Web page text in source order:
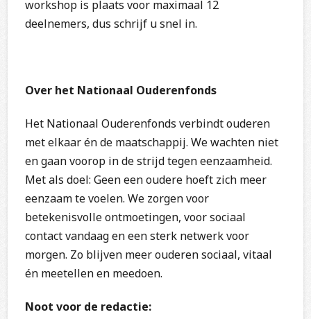
workshop is plaats voor maximaal 12
deelnemers, dus schrijf u snel in.
Over het Nationaal Ouderenfonds
Het Nationaal Ouderenfonds verbindt ouderen
met elkaar én de maatschappij. We wachten niet
en gaan voorop in de strijd tegen eenzaamheid.
Met als doel: Geen een oudere hoeft zich meer
eenzaam te voelen. We zorgen voor
betekenisvolle ontmoetingen, voor sociaal
contact vandaag en een sterk netwerk voor
morgen. Zo blijven meer ouderen sociaal, vitaal
én meetellen en meedoen.
Noot voor de redactie: